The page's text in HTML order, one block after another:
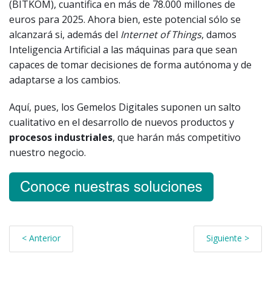
(BITKOM), cuantifica en más de 78.000 millones de
euros para 2025. Ahora bien, este potencial sólo se
alcanzará si, además del Internet of Things, damos
Inteligencia Artificial a las máquinas para que sean
capaces de tomar decisiones de forma autónoma y de
adaptarse a los cambios.
Aquí, pues, los Gemelos Digitales suponen un salto
cualitativo en el desarrollo de nuevos productos y
procesos industriales, que harán más competitivo
nuestro negocio.
< Anterior Siguiente >